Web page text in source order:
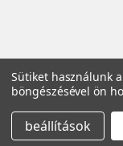
Sütiket használunk
böngészésével ön
beállítások